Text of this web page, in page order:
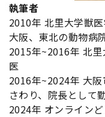
執筆者
2010年 北里大学獣
大阪、東北の動物病
2015年~2016年 北
医
2016年~2024年 大
さわり、院長として
2024年 オンライン